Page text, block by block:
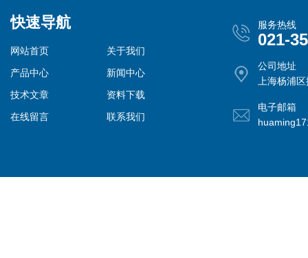
快速导航
网站首页
关于我们
产品中心
新闻中心
技术文章
资料下载
在线留言
联系我们
服务热线
021-
公司地址
上海杨浦
电子邮箱